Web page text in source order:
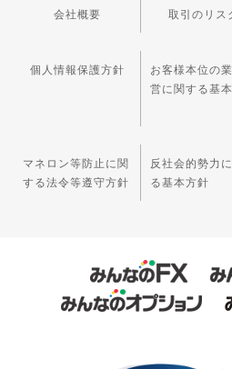
会社概要 取引のリス
個人情報保護方針
お客様本位の
営に関する基
マネロン等防止に関
する法令等遵守方針
反社会的勢力
る基本方針